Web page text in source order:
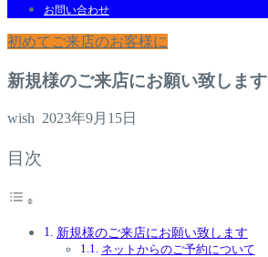
お問い合わせ
初めてご来店のお客様に
新規様のご来店にお願い致します
wish 2023年9月15日
目次
新規様のご来店にお願い致します
ネットからのご予約について